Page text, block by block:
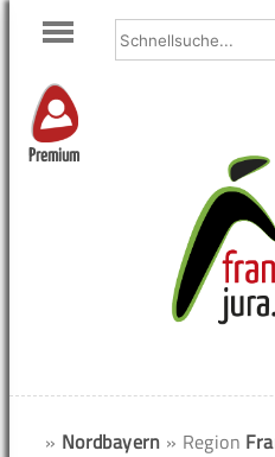
Premium
» Nordbayern » Region